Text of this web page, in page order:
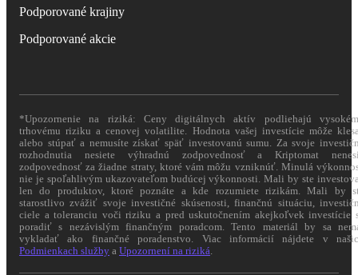
Podporované krajiny
Podporované akcie
*Upozornenie na riziká: Ceny digitálnych aktív podliehajú
trhovému riziku a cenovej volatilite. Hodnota vašej investície môže
alebo stúpať a nemusíte získať späť investovanú sumu. Za svoje
rozhodnutia nesiete výhradnú zodpovednosť a Kriptomat
zodpovednosť za žiadne straty, ktoré vám môžu vzniknúť. Minulá
nie je spoľahlivým ukazovateľom budúcej výkonnosti. Mali by ste
len do produktov, ktoré poznáte a kde rozumiete rizikám. Mali by
starostlivo zvážiť svoje investičné skúsenosti, finančnú situáciu,
ciele a toleranciu voči riziku a pred uskutočnením akejkoľvek investície
poradiť s nezávislým finančným poradcom. Tento materiál by sa
vykladať ako finančné poradenstvo. Viac informácií nájdete v
Podmienkach služby a Upozornení na riziká